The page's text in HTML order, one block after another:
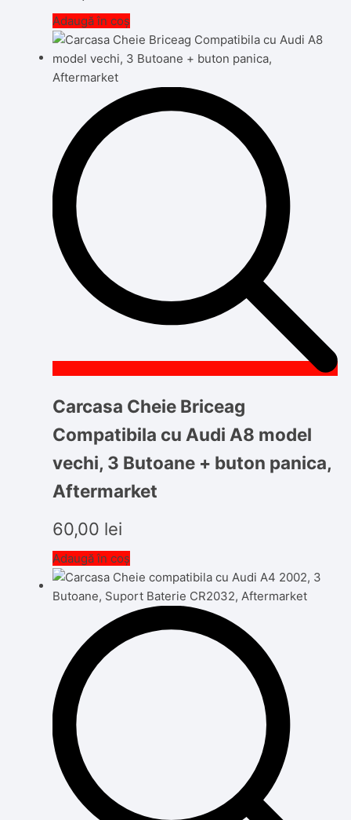
Adaugă în coș
Carcasa Cheie Briceag
Compatibila cu Audi A8 model
vechi, 3 Butoane + buton panica,
Aftermarket
60,00 lei
Adaugă în coș